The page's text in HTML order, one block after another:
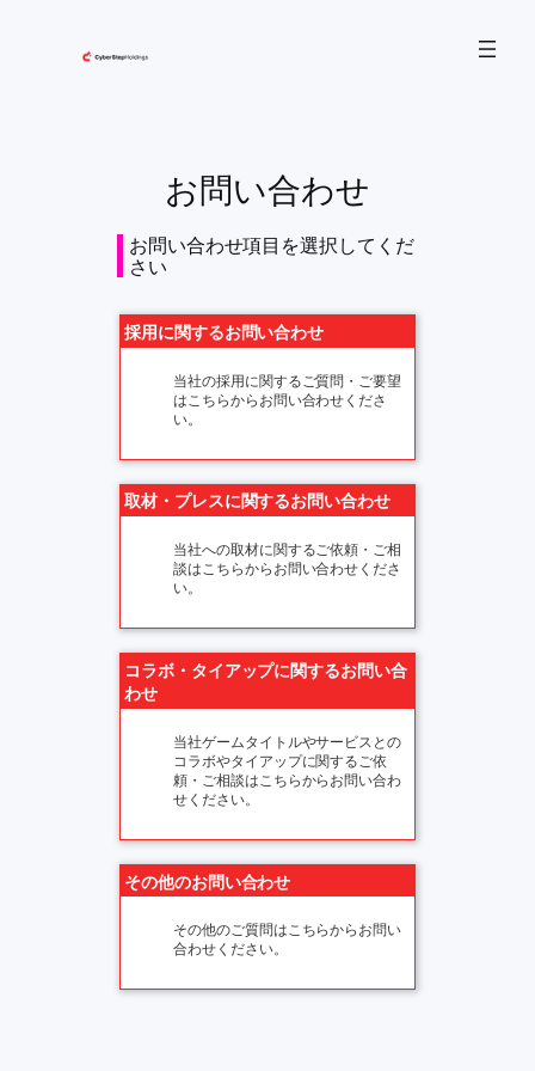
お問い合わせ
お問い合わせ項目を選択してくだ
さい
採用に関するお問い合わせ
当社の採用に関するご質問・ご要望
はこちらからお問い合わせくださ
い。
取材・プレスに関するお問い合わせ
当社への取材に関するご依頼・ご相
談はこちらからお問い合わせくださ
い。
コラボ・タイアップに関するお問い合
わせ
当社ゲームタイトルやサービスとの
コラボやタイアップに関するご依
頼・ご相談はこちらからお問い合わ
せください。
その他のお問い合わせ
その他のご質問はこちらからお問い
合わせください。